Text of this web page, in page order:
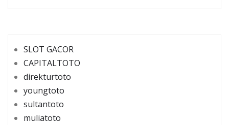
SLOT GACOR
CAPITALTOTO
direkturtoto
youngtoto
sultantoto
muliatoto